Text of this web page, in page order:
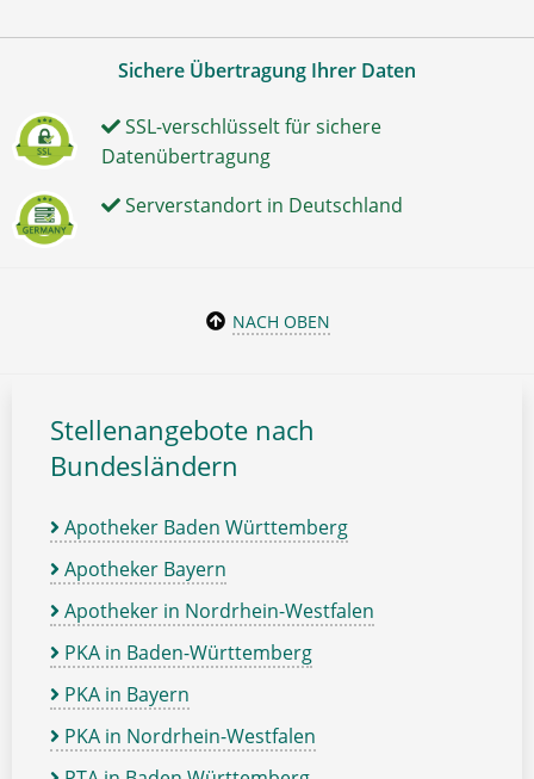
Sichere Übertragung Ihrer Daten
SSL-verschlüsselt für sichere
Datenübertragung
Serverstandort in Deutschland
NACH OBEN
Stellenangebote nach
Bundesländern
Apotheker Baden Württemberg
Apotheker Bayern
Apotheker in Nordrhein-Westfalen
PKA in Baden-Württemberg
PKA in Bayern
PKA in Nordrhein-Westfalen